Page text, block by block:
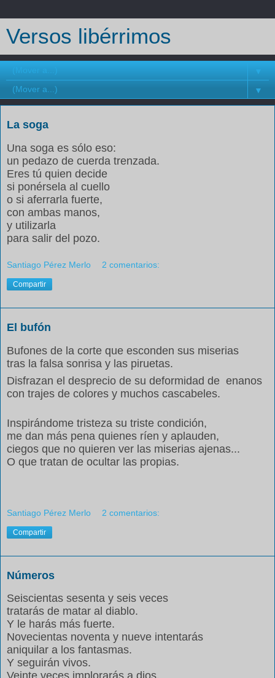
Versos libérrimos
▼
▼
La soga
Una soga es sólo eso:
un pedazo de cuerda trenzada.
Eres tú quien decide
si ponérsela al cuello
o si aferrarla fuerte,
con ambas manos,
y utilizarla
para salir del pozo.
Santiago Pérez Merlo 2 comentarios:
Compartir
El bufón
Bufones de la corte que esconden sus miserias
tras la falsa sonrisa y las piruetas.
Disfrazan el desprecio de su deformidad de enanos
con trajes de colores y muchos cascabeles.
Inspirándome tristeza su triste condición,
me dan más pena quienes ríen y aplauden,
ciegos que no quieren ver las miserias ajenas...
O que tratan de ocultar las propias.
Santiago Pérez Merlo 2 comentarios:
Compartir
Números
Seiscientas sesenta y seis veces
tratarás de matar al diablo.
Y le harás más fuerte.
Novecientas noventa y nueve intentarás
aniquilar a los fantasmas.
Y seguirán vivos.